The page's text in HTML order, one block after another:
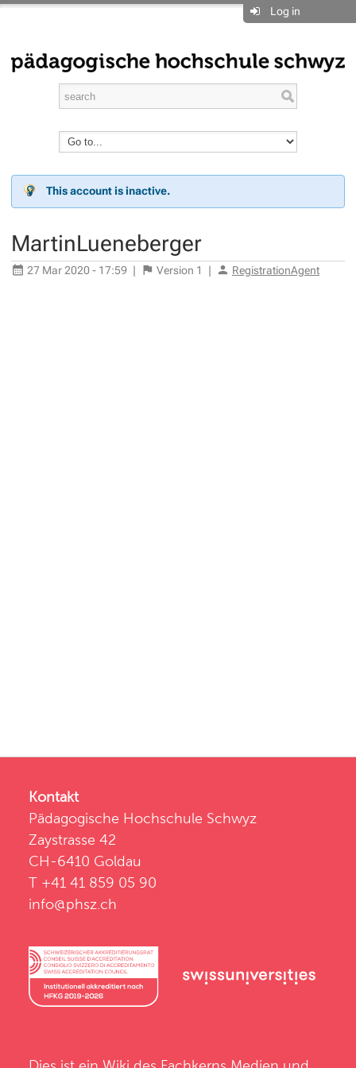
Log in
This account is inactive.
MartinLueneberger
27 Mar 2020 - 17:59 | Version 1 | RegistrationAgent
Kontakt
Pädagogische Hochschule Schwyz
Zaystrasse 42
CH-6410 Goldau
T +41 41 859 05 90
info@phsz.ch